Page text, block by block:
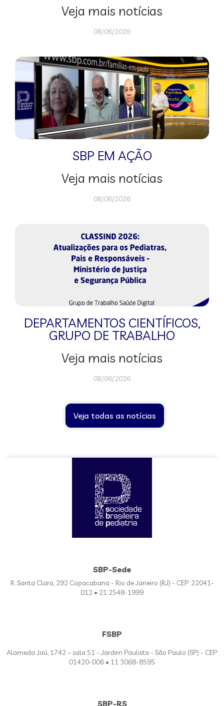
Veja mais notícias
08/06/2026
SBP EM AÇÃO
Veja mais notícias
08/06/2026
DEPARTAMENTOS CIENTÍFICOS,
GRUPO DE TRABALHO
Veja mais notícias
08/06/2026
Veja todas as notícias
SBP-Sede
R. Santa Clara, 292 Copacabana - Rio de Janeiro (RJ) - CEP: 22041-
012 • 21 2548-1999
FSBP
Alameda Jaú, 1742 – sala 51 - Jardim Paulista - São Paulo (SP) - CEP:
01420-006 • 11 3068-8595
SBP-RS